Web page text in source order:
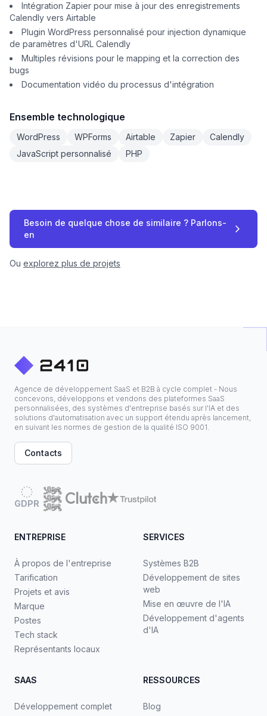
Intégration Zapier pour mise à jour des enregistrements
Calendly vers Airtable
Plugin WordPress personnalisé pour injection dynamique
de paramètres d'URL Calendly
Multiples révisions pour le mapping et la correction des
bugs
Documentation vidéo du processus d'intégration
Ensemble technologique
WordPress WPForms Airtable Zapier
Calendly
JavaScript personnalisé
PHP
Besoin de quelque chose de similaire ? Parlons-
en
Ou explorez plus de projets
Agence de développement SaaS et B2B à cycle complet - Nous
concevons, développons et vendons des plateformes SaaS
personnalisées, des systèmes d'entreprise basés sur l'IA et des
solutions d'automatisation avec un support étendu après lancement,
en suivant les normes de gestion de la qualité ISO 9001.
Contacts
GDPR
ENTREPRISE
À propos de l'entreprise
Tarification
Projets et avis
Marque
Postes
Tech stack
Représentants locaux
SERVICES
Systèmes B2B
Développement de sites
web
Mise en œuvre de l'IA
Développement d'agents
d'IA
SAAS
Développement complet
RESSOURCES
Blog